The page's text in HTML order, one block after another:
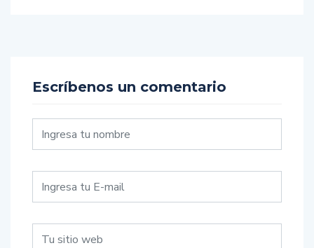
Escríbenos un comentario